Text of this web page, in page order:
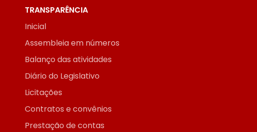
TRANSPARÊNCIA
Inicial
Assembleia em números
Balanço das atividades
Diário do Legislativo
Licitações
Contratos e convênios
Prestação de contas